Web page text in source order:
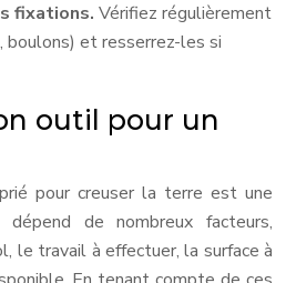
fixations. Vérifiez régulièrement
boulons) et resserrez-les si
outil pour un
pour creuser la terre est une
de nombreux facteurs,
le travail à effectuer, la surface à